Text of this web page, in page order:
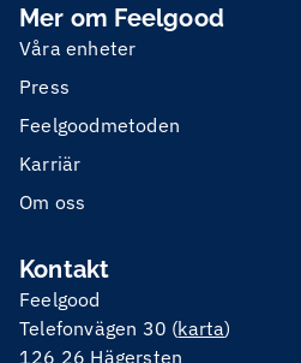
Mer om Feelgood
Våra enheter
Press
Feelgoodmetoden
Karriär
Om oss
Kontakt
Feelgood
Telefonvägen 30 (karta)
126 26 Hägersten